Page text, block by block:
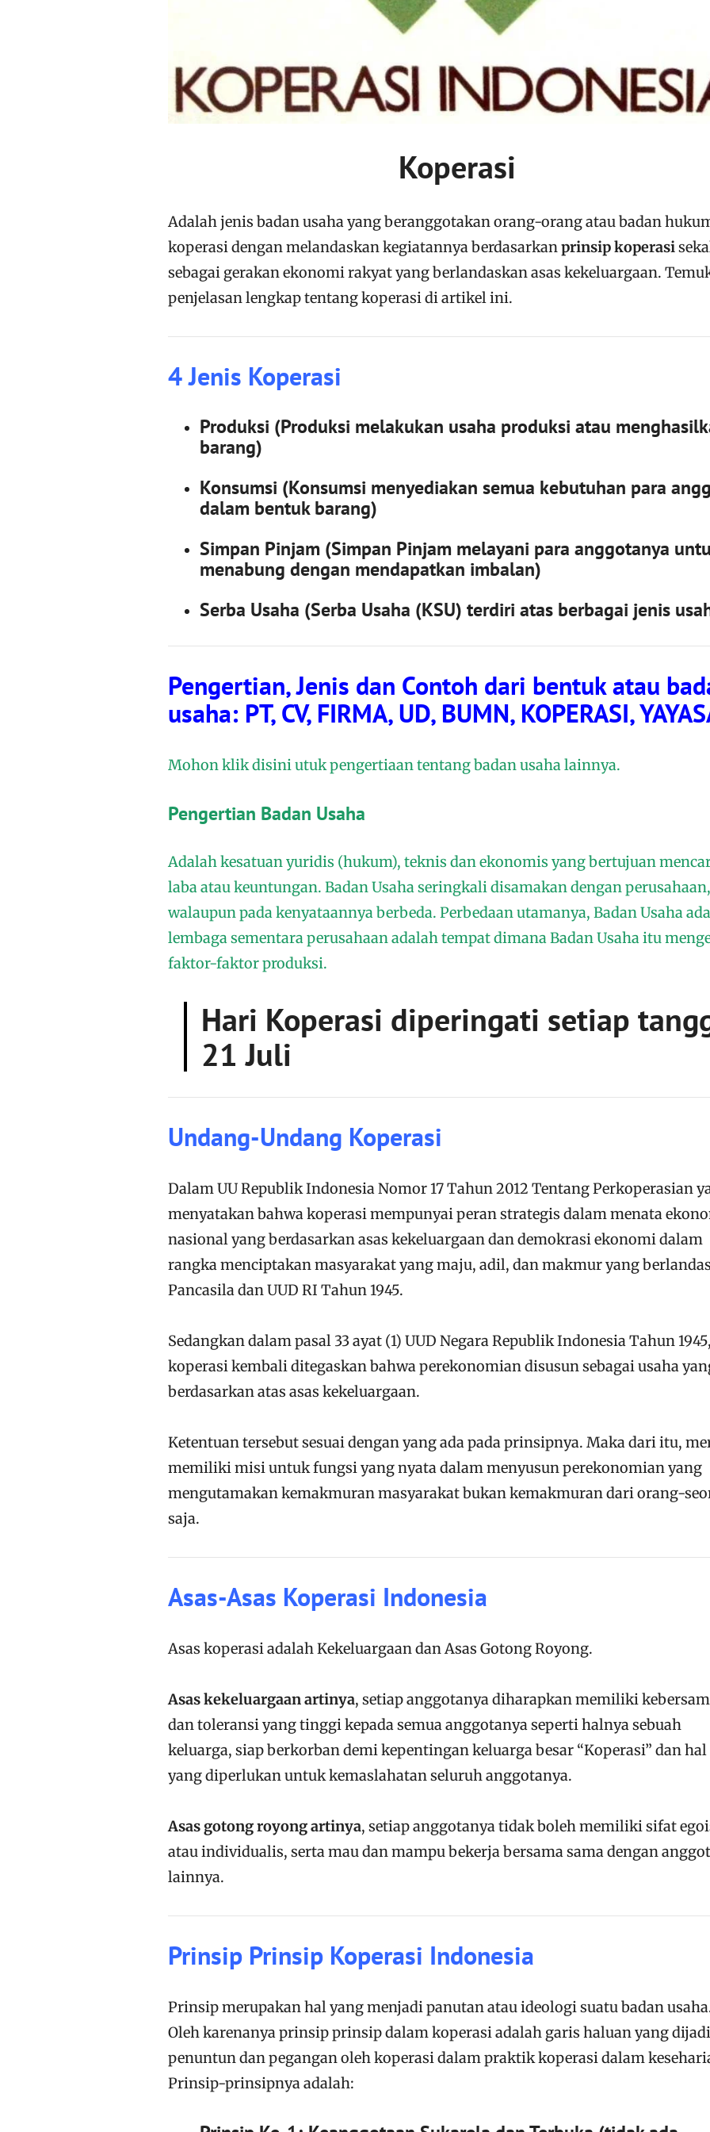
Koperasi
Adalah jenis badan usaha yang beranggotakan orang-orang atau badan
koperasi dengan melandaskan kegiatannya berdasarkan prinsip koperasi
sebagai gerakan ekonomi rakyat yang berlandaskan asas kekeluargaan.
penjelasan lengkap tentang koperasi di artikel ini.
4 Jenis Koperasi
Produksi (Produksi melakukan usaha produksi atau
barang)
Konsumsi (Konsumsi menyediakan semua kebutuhan para
dalam bentuk barang)
Simpan Pinjam (Simpan Pinjam melayani para anggotanya
menabung dengan mendapatkan imbalan)
Serba Usaha (Serba Usaha (KSU) terdiri atas berbagai jenis
Pengertian, Jenis dan Contoh dari bentuk atau
usaha: PT, CV, FIRMA, UD, BUMN, KOPERASI,
Mohon klik disini utuk pengertiaan tentang badan usaha lainnya.
Pengertian Badan Usaha
Adalah kesatuan yuridis (hukum), teknis dan ekonomis yang bertujuan
laba atau keuntungan. Badan Usaha seringkali disamakan dengan perusahaan,
walaupun pada kenyataannya berbeda. Perbedaan utamanya, Badan Usaha
lembaga sementara perusahaan adalah tempat dimana Badan Usaha itu
faktor-faktor produksi.
Hari Koperasi diperingati setiap
21 Juli
Undang-Undang Koperasi
Dalam UU Republik Indonesia Nomor 17 Tahun 2012 Tentang Perkoperasian
menyatakan bahwa koperasi mempunyai peran strategis dalam menata
nasional yang berdasarkan asas kekeluargaan dan demokrasi ekonomi dalam
rangka menciptakan masyarakat yang maju, adil, dan makmur yang
Pancasila dan UUD RI Tahun 1945.
Sedangkan dalam pasal 33 ayat (1) UUD Negara Republik Indonesia Tahun 1945,
koperasi kembali ditegaskan bahwa perekonomian disusun sebagai usaha
berdasarkan atas asas kekeluargaan.
Ketentuan tersebut sesuai dengan yang ada pada prinsipnya. Maka dari itu,
memiliki misi untuk fungsi yang nyata dalam menyusun perekonomian yang
mengutamakan kemakmuran masyarakat bukan kemakmuran dari orang-
saja.
Asas-Asas Koperasi Indonesia
Asas koperasi adalah Kekeluargaan dan Asas Gotong Royong.
Asas kekeluargaan artinya, setiap anggotanya diharapkan memiliki
dan toleransi yang tinggi kepada semua anggotanya seperti halnya sebuah
keluarga, siap berkorban demi kepentingan keluarga besar “Koperasi” dan
yang diperlukan untuk kemaslahatan seluruh anggotanya.
Asas gotong royong artinya, setiap anggotanya tidak boleh memiliki sifat
atau individualis, serta mau dan mampu bekerja bersama sama dengan
lainnya.
Prinsip Prinsip Koperasi Indonesia
Prinsip merupakan hal yang menjadi panutan atau ideologi suatu badan
Oleh karenanya prinsip prinsip dalam koperasi adalah garis haluan yang
penuntun dan pegangan oleh koperasi dalam praktik koperasi dalam
Prinsip-prinsipnya adalah: